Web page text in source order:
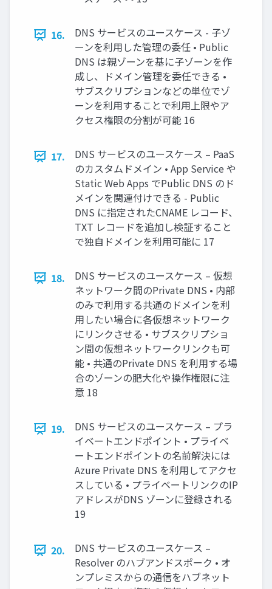
16.
DNS サービスのユースケース - 子ゾ
ーンを利用した管理の委任 • Public
DNS は親ゾーンを基に子ゾーンを作
成し、ドメイン管理を委任できる •
サブスクリプションなどの単位でゾ
ーンを利用することで利用上限やア
クセス権限の分割が可能 16
17.
DNS サービスのユースケース – PaaS
のカスタムドメイン • App Service や
Static Web Apps でPublic DNS のド
メインを関連付けできる - Public
DNS に指定されたCNAME レコード、
TXT レコードを追加し検証すること
で独自ドメインを利用可能に 17
18.
DNS サービスのユースケース – 仮想
ネットワーク間のPrivate DNS • 内部
のみで利用する共通のドメインを利
用したい場合に各仮想ネットワーク
にリンクさせる • サブスクリプショ
ン間の仮想ネットワークリンクも可
能 • 共通のPrivate DNS を利用する場
合のゾーンの肥大化や操作権限に注
意 18
19.
DNS サービスのユースケース – プラ
イベートエンドポイント • プライベ
ートエンドポイントの名前解決には
Azure Private DNS を利用してアクセ
スしている • プライベートリンクのIP
アドレスがDNS ゾーンに登録される
19
20.
DNS サービスのユースケース –
Resolver のハブアンドスポーク • オ
ンプレミスからの通信をハブネット